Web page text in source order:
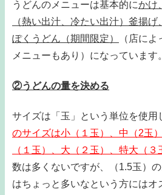
うどんのメニューは基本的にかけ
（熱い出汁、冷たい出汁）釜揚
ぽくうどん（期間限定）
（店に
メニューもあり）になっています。
②うどんの量を決める
サイズは「玉」という単位を使用
のサイズは小（１玉）、中（2玉
（１玉）、大（２玉）、特大（３
数は多くないですが、（1.5玉）
はちょっと多いなという方にはオ